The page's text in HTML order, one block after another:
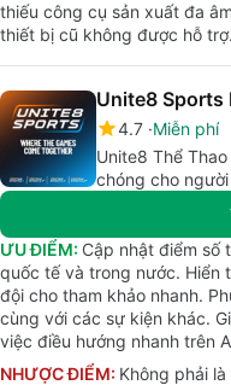
thiếu công cụ sản xuất đa
thiết bị cũ không được hỗ trợ.
Unite8 Sports
4.7 Miễn phí
Unite8 Thể
chóng cho
ƯU ĐIỂM: Cập nhật điểm số
quốc tế và trong nước. Hiển
đội cho tham khảo nhanh.
cùng với các sự kiện khác.
việc điều hướng nhanh trên
NHƯỢC ĐIỂM: Không phải